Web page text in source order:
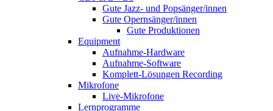
Gute Jazz- und Popsänger/innen
Gute Opernsänger/innen
Gute Produktionen
Equipment
Aufnahme-Hardware
Aufnahme-Software
Komplett-Lösungen Recording
Mikrofone
Live-Mikrofone
Lernprogramme